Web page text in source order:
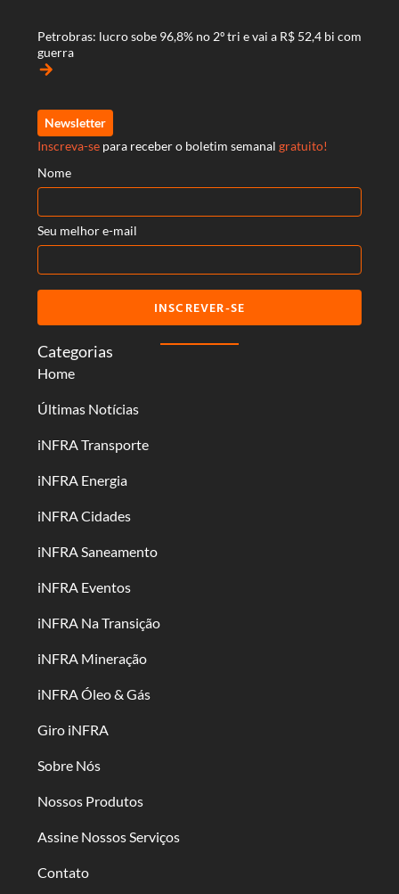
Categorias
Home
Últimas Notícias
iNFRA Transporte
iNFRA Energia
iNFRA Cidades
iNFRA Saneamento
iNFRA Eventos
iNFRA Na Transição
iNFRA Mineração
iNFRA Óleo & Gás
Giro iNFRA
Sobre Nós
Nossos Produtos
Assine Nossos Serviços
Contato
Petrobras: lucro sobe 96,8% no 2º tri e vai a R$ 52,4 bi com
guerra
arrow_forward
Newsletter
Inscreva-se para receber o boletim semanal gratuito!
Nome
Seu melhor e-mail
INSCREVER-SE